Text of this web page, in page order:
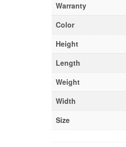
Warranty
Color
Height
Length
Weight
Width
Size